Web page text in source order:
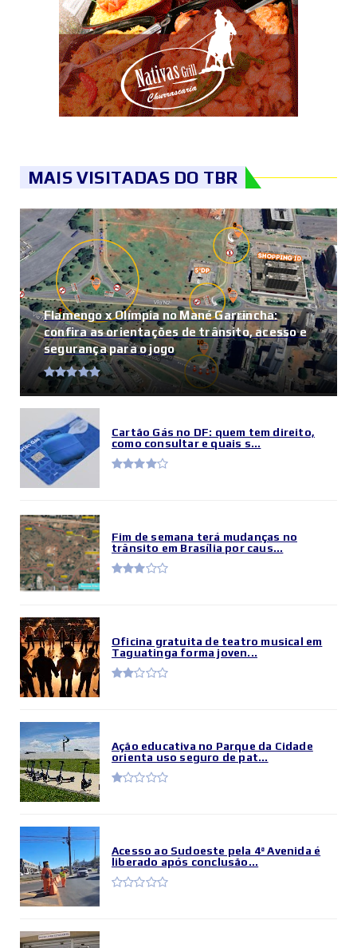
MAIS VISITADAS DO TBR
Flamengo x Olímpia no Mané Garrincha:
confira as orientações de trânsito, acesso e
segurança para o jogo
Cartão Gás no DF: quem tem direito,
como consultar e quais s...
Fim de semana terá mudanças no
trânsito em Brasília por caus...
Oficina gratuita de teatro musical em
Taguatinga forma joven...
Ação educativa no Parque da Cidade
orienta uso seguro de pat...
Acesso ao Sudoeste pela 4ª Avenida é
liberado após conclusão...